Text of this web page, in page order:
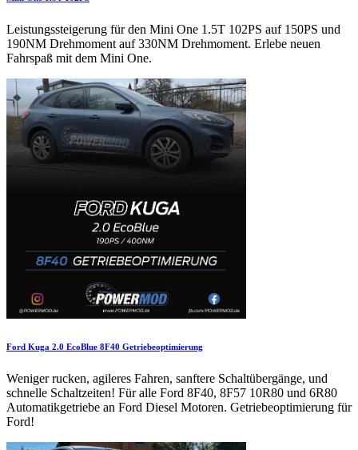
Leistungssteigerung für den Mini One 1.5T 102PS auf 150PS und
190NM Drehmoment auf 330NM Drehmoment. Erlebe neuen
Fahrspaß mit dem Mini One.
Ford Kuga 2.0 EcoBlue 8F40 Getriebeoptimierung
Weniger rucken, agileres Fahren, sanftere Schaltübergänge, und
schnelle Schaltzeiten! Für alle Ford 8F40, 8F57 10R80 und 6R80
Automatikgetriebe an Ford Diesel Motoren. Getriebeoptimierung für
Ford!